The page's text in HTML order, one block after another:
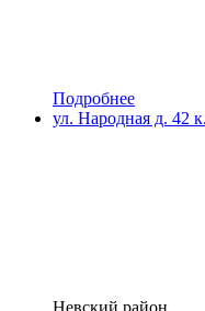
Подробнее
ул. Народная д. 42
Невский район